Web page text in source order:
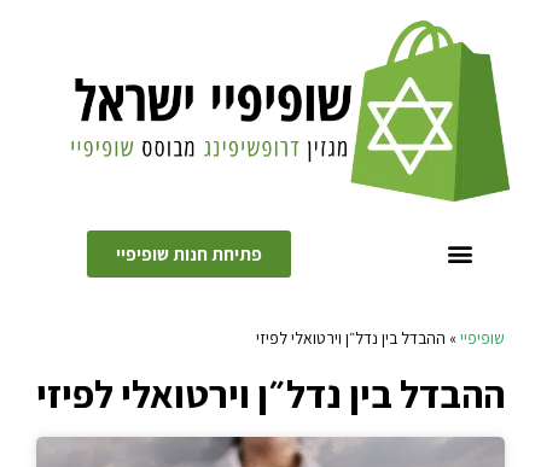
פתיחת חנות שופיפיי
שופיפיי» ההבדל בין נדל״ן וירטואלי לפיזי
ההבדל בין נדל״ן וירטואלי לפיזי